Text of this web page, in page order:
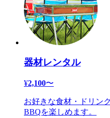
器材レンタル
¥2,100〜
お好きな食材・ドリン
BBQを楽しめます。